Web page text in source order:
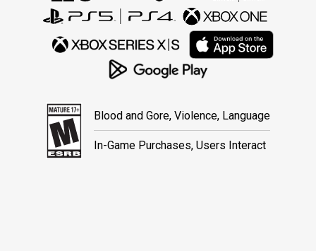
Blood and Gore, Violence, Language
In-Game Purchases, Users Interact